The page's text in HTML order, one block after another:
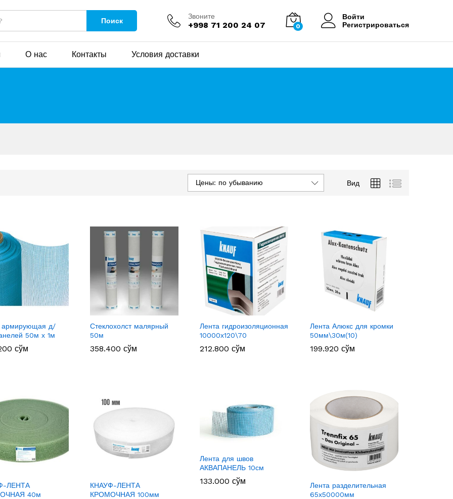
Поиск
Звоните
+998 71 200 24 07 0
Войти
Регистрироваться
О нас Контакты Условия доставки
Вид
Цены: по убыванию
армирующая д/
50м х 1м
сўм
сўм
Стеклохолст малярный
50м
358.400 сўм
358.400 сўм
Лента гидроизоляционная
10000х120\70
212.800 сўм
212.800 сўм
Лента Алюкс для кромки
50мм\30м(10)
199.920 сўм
199.920 сўм
ЛЕНТА
40м
КНАУФ-ЛЕНТА
КРОМОЧНАЯ 100мм
Лента для швов
АКВАПАНЕЛЬ 10см
133.000 сўм
133.000 сўм
Лента разделительная
65х50000мм